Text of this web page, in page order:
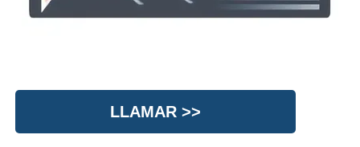
LLAMAR >>